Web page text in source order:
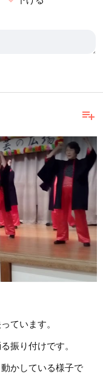
playlist_add
ています。
振り付けです。
かしている様子で